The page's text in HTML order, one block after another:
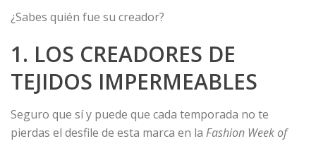
¿Sabes quién fue su creador?
1. LOS CREADORES DE
TEJIDOS IMPERMEABLES
Seguro que sí y puede que cada temporada no te
pierdas el desfile de esta marca en la Fashion Week of